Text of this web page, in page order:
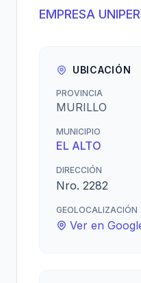
EMPRESA
UBICACIÓN
PROVINCIA
MURILLO
MUNICIPIO
EL ALTO
DIRECCIÓN
Nro. 2282
GEOLOCALIZACIÓN
Ver en